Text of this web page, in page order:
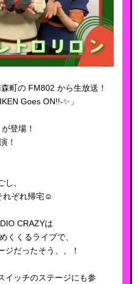
町の FM802 から生放送！
Goes ON!!-✨」
登場！
！
、
れぞれ帰宅☺️
CRAZYは
くくるライブで、
ジだったそう、、！
イッチのステージにも参